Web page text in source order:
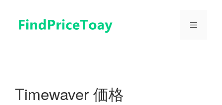
メ
Timewaver 価格